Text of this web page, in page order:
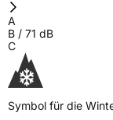
A
B / 71 dB
C
Symbol für die